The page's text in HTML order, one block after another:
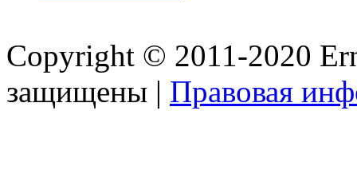
Copyright © 2011-2020
защищены | Правовая